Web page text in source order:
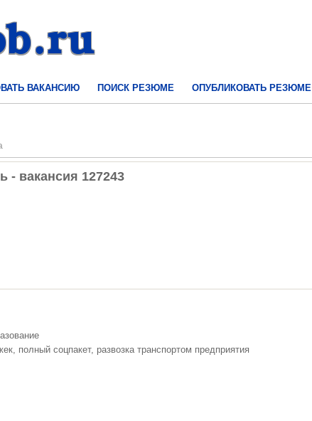
ВАКАНСИЮ ПОИСК РЕЗЮМЕ ОПУБЛИКОВАТЬ РЕЗЮМЕ
- вакансия 127243
полный соцпакет, развозка транспортом предприятия